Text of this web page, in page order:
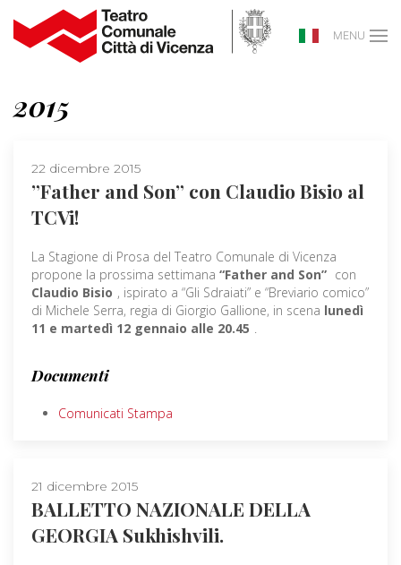
MENU
2015
22 dicembre 2015
”Father and Son” con Claudio Bisio al
TCVi!
La Stagione di Prosa del Teatro Comunale di Vicenza
propone la prossima settimana “Father and Son” con
Claudio Bisio , ispirato a “Gli Sdraiati” e “Breviario comico”
di Michele Serra, regia di Giorgio Gallione, in scena lunedì
11 e martedì 12 gennaio alle 20.45 .
Documenti
Comunicati Stampa
21 dicembre 2015
BALLETTO NAZIONALE DELLA
GEORGIA Sukhishvili.